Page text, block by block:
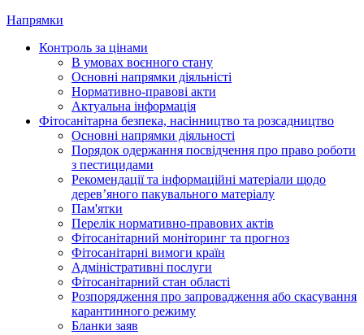
Напрямки
Контроль за цінами
В умовах воєнного стану
Основні напрямки діяльністі
Нормативно-правові акти
Актуальна інформація
Фітосанітарна безпека, насінництво та розсадництво
Основні напрямки діяльності
Порядок одержання посвідчення про право роботи
з пестицидами
Рекомендації та інформаційні матеріали щодо
дерев’яного пакувального матеріалу
Пам'ятки
Перелік нормативно-правових актів
Фітосанітарний моніторинг та прогноз
Фітосанітарні вимоги країн
Адміністративні послуги
Фітосанітарний стан області
Розпорядження про запровадження або скасування
карантинного режиму
Бланки заяв